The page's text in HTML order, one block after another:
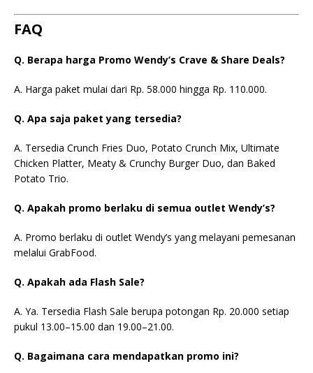
FAQ
Q. Berapa harga Promo Wendy’s Crave & Share Deals?
A. Harga paket mulai dari Rp. 58.000 hingga Rp. 110.000.
Q. Apa saja paket yang tersedia?
A. Tersedia Crunch Fries Duo, Potato Crunch Mix, Ultimate
Chicken Platter, Meaty & Crunchy Burger Duo, dan Baked
Potato Trio.
Q. Apakah promo berlaku di semua outlet Wendy’s?
A. Promo berlaku di outlet Wendy’s yang melayani pemesanan
melalui GrabFood.
Q. Apakah ada Flash Sale?
A. Ya. Tersedia Flash Sale berupa potongan Rp. 20.000 setiap
pukul 13.00–15.00 dan 19.00–21.00.
Q. Bagaimana cara mendapatkan promo ini?